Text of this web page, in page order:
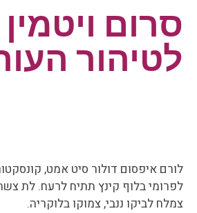
סרום
לטיהור
לורם איפסום דולור סיט אמט,
לפרומי בלוף קינץ תתיח לרעח. לת
צמלח לביקו ננבי, צמוקו בלוקריה.